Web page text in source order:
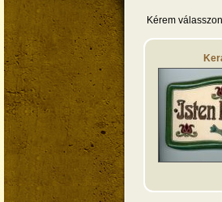
Kérem